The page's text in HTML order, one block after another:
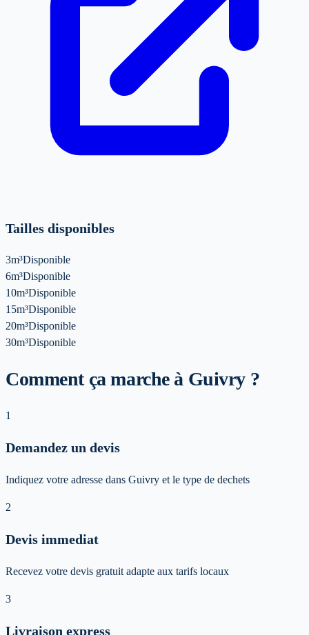
Tailles disponibles
3m³Disponible
6m³Disponible
10m³Disponible
15m³Disponible
20m³Disponible
30m³Disponible
Comment ça marche à Guivry ?
1
Demandez un devis
Indiquez votre adresse dans Guivry et le type de dechets
2
Devis immediat
Recevez votre devis gratuit adapte aux tarifs locaux
3
Livraison express